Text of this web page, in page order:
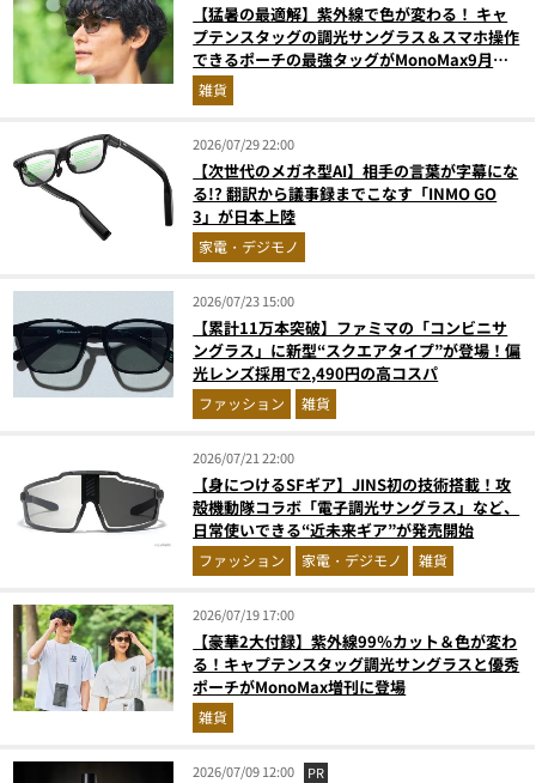
【猛暑の最適解】紫外線で色が変わる！ キャ
プテンスタッグの調光サングラス＆スマホ操作
できるポーチの最強タッグがMonoMax9月号
増刊付録に登場
雑貨
2026/07/29 22:00
【次世代のメガネ型AI】相手の言葉が字幕にな
る!? 翻訳から議事録までこなす「INMO GO
3」が日本上陸
家電・デジモノ
2026/07/23 15:00
【累計11万本突破】ファミマの「コンビニサ
ングラス」に新型“スクエアタイプ”が登場！偏
光レンズ採用で2,490円の高コスパ
ファッション 雑貨
2026/07/21 22:00
【身につけるSFギア】JINS初の技術搭載！攻
殻機動隊コラボ「電子調光サングラス」など、
日常使いできる“近未来ギア”が発売開始
ファッション 家電・デジモノ 雑貨
2026/07/19 17:00
【豪華2大付録】紫外線99％カット＆色が変わ
る！キャプテンスタッグ調光サングラスと優秀
ポーチがMonoMax増刊に登場
雑貨
2026/07/09 12:00 PR